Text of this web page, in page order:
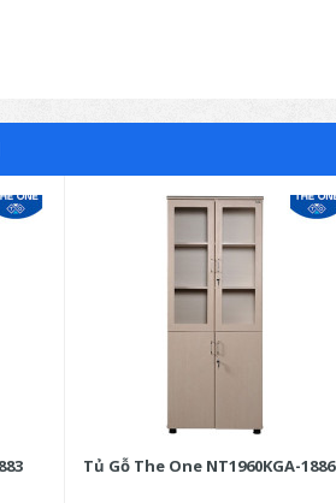
Tủ Gỗ The One NT1960KGA-1886